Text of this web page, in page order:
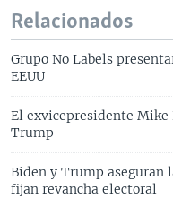
Relacionados
Grupo No Labels
EEUU
El exvicepresidente Mike
Trump
Biden y Trump aseguran
fijan revancha electoral